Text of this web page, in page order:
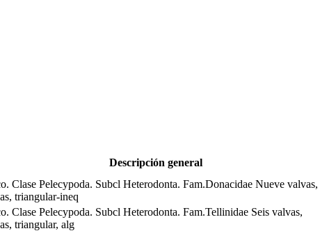
Descripción general
Clase Pelecypoda. Subcl Heterodonta. Fam.Donacidae Nueve valvas,
triangular-ineq
Clase Pelecypoda. Subcl Heterodonta. Fam.Tellinidae Seis valvas,
triangular, alg